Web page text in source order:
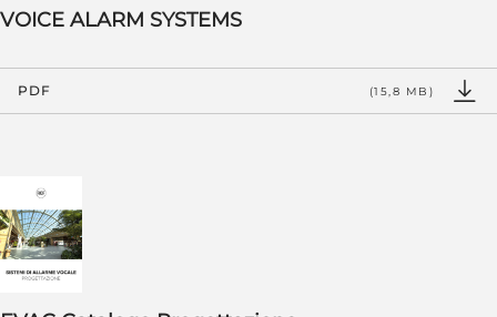
VOICE ALARM SYSTEMS
PDF (15,8 MB)